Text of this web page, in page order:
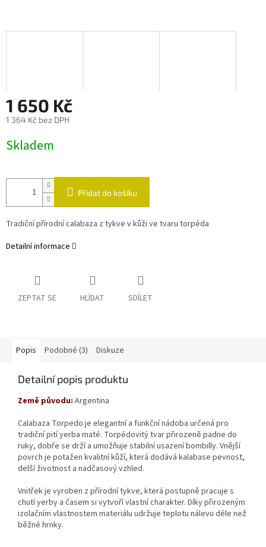
1 650 Kč
1 364 Kč bez DPH
cena:
Skladem
Přidat do košíku
Tradiční přírodní calabaza z tykve v kůži ve tvaru torpéda
Detailní informace
ZEPTAT SE HLÍDAT SDÍLET
Popis Podobné (3) Diskuze
Detailní popis produktu
Země původu: Argentina
Calabaza Torpedo je elegantní a funkční nádoba určená pro
tradiční pití yerba maté. Torpédovitý tvar přirozeně padne do
ruky, dobře se drží a umožňuje stabilní usazení bombilly. Vnější
povrch je potažen kvalitní kůží, která dodává kalabase pevnost,
delší životnost a nadčasový vzhled.
Vnitřek je vyroben z přírodní tykve, která postupně pracuje s
chutí yerby a časem si vytvoří vlastní charakter. Díky přirozeným
izolačním vlastnostem materiálu udržuje teplotu nálevu déle než
běžné hrnky.